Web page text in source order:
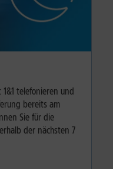
telefonieren und
bereits am
Sie für die
der nächsten 7